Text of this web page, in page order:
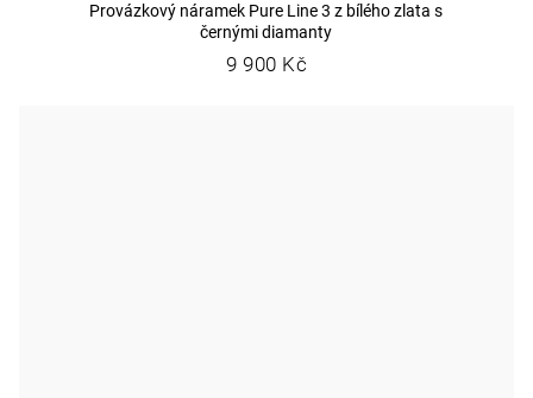
Provázkový náramek Pure Line 3 z bílého zlata s
černými diamanty
9 900 Kč